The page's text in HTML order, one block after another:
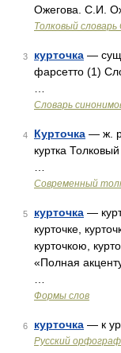
Ожегова. С.И.
Толковый словарь
3 курточка —
фарсетто (1)
Словарь
4 Курточка — ж.
куртка
Современный
5 курточка —
курточке,
курточкою,
«Полная
Формы слов
6 курточка — к
Русский